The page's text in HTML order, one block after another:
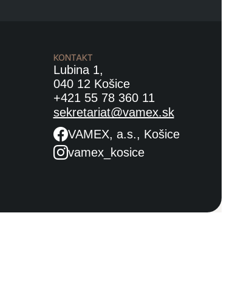
KONTAKT
Lubina 1,
040 12 Košice
+421 55 78 360 11
sekretariat@vamex.sk
VAMEX, a.s., Košice
vamex_kosice